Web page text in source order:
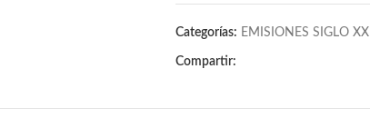
Categorías: EMISIONES SIGLO XX
Compartir: